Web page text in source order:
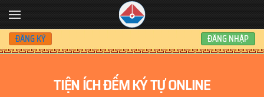
Skip to main content
ĐĂNG KÝ ĐĂNG NHẬP
TIỆN ÍCH ĐẾM KÝ TỰ ONLINE